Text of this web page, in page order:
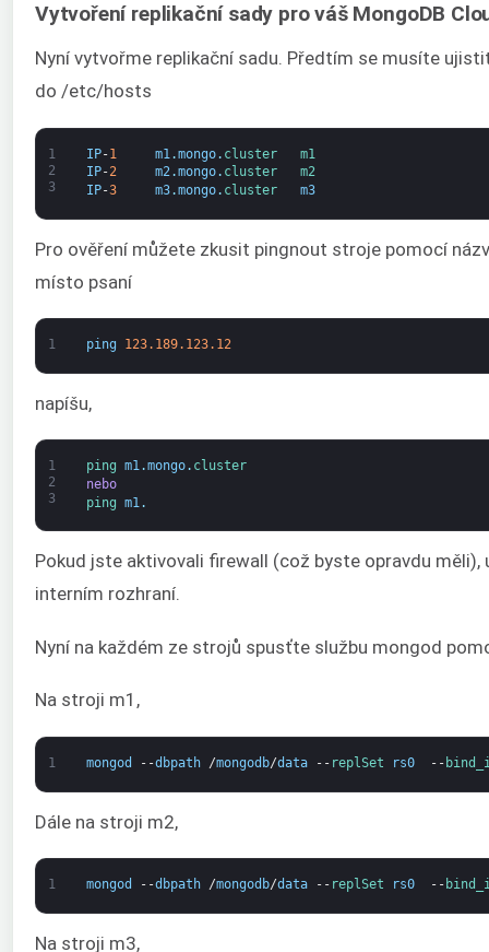
Vytvoření replikační sady pro váš MongoDB
Nyní vytvořme replikační sadu. Předtím se musíte
do /etc/hosts
1
2
3
IP-1 m1 .mongo. cluster m1
IP-2 m2.mongo. cluster m2
IP-3 m3.mongo. cluster m3
Pro ověření můžete zkusit pingnout stroje pomocí
místo psaní
1 ping 123.189.123.12
napíšu,
1
2
3
ping m1.mongo. cluster
nebo
ping m1.
Pokud jste aktivovali firewall (což byste opravdu
interním rozhraní.
Nyní na každém ze strojů spusťte službu mongod
Na stroji m1,
1 mongod --dbpath /mongodb/data -- replSet rs0 --
Dále na stroji m2,
1 mongod --dbpath /mongodb/data -- replSet rs0 --
Na stroji m3,